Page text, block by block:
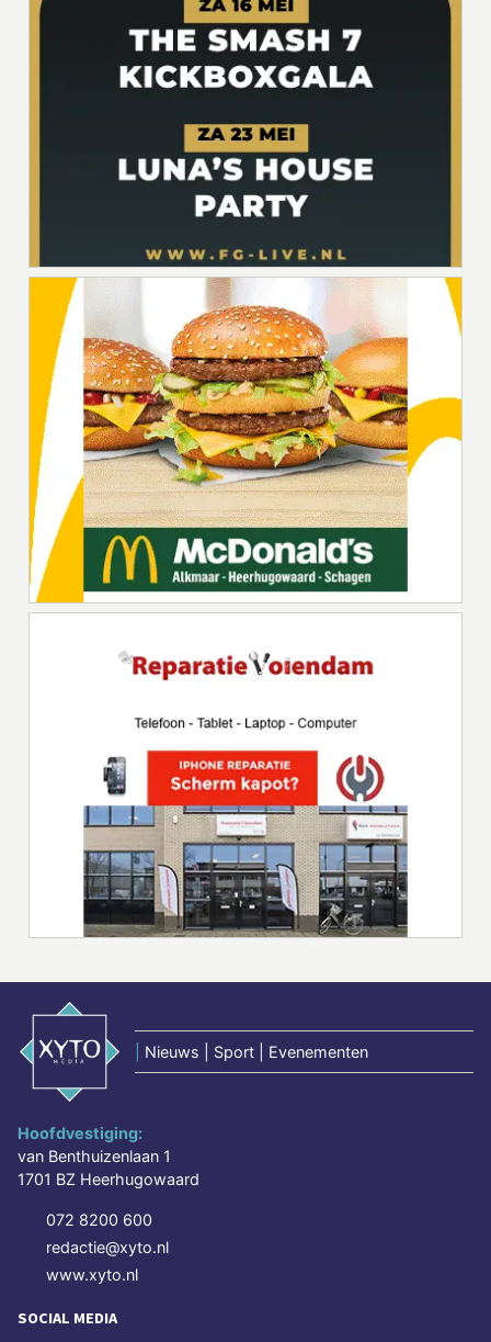
Nieuws | Sport | Evenementen
Hoofdvestiging:
van Benthuizenlaan 1
1701 BZ Heerhugowaard
072 8200 600
redactie@xyto.nl
www.xyto.nl
SOCIAL MEDIA